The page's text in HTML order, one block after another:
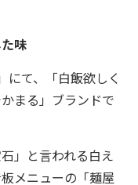
味
て、「白飯欲しく
まる」ブランドで
」と言われる白え
メニューの「麺屋